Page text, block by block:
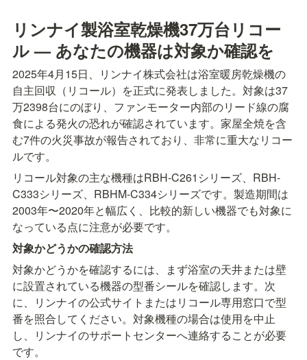
リンナイ製浴室乾燥機37万台リコー
ル — あなたの機器は対象か確認を
2025年4月15日、リンナイ株式会社は浴室暖房乾燥機の
自主回収（リコール）を正式に発表しました。対象は37
万2398台にのぼり、ファンモーター内部のリード線の腐
食による発火の恐れが確認されています。家屋全焼を含
む7件の火災事故が報告されており、非常に重大なリコー
ルです。
リコール対象の主な機種はRBH-C261シリーズ、RBH-
C333シリーズ、RBHM-C334シリーズです。製造期間は
2003年〜2020年と幅広く、比較的新しい機器でも対象に
なっている点に注意が必要です。
対象かどうかの確認方法
対象かどうかを確認するには、まず浴室の天井または壁
に設置されている機器の型番シールを確認します。次
に、リンナイの公式サイトまたはリコール専用窓口で型
番を照合してください。対象機種の場合は使用を中止
し、リンナイのサポートセンターへ連絡することが必要
です。